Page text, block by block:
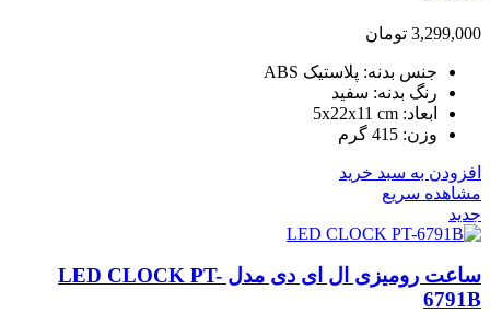
3,299,000 تومان
جنس بدنه: پلاستیک ABS
رنگ بدنه: سفید
ابعاد: 5x22x11 cm
وزن: 415 گرم
افزودن به سبد خرید
مشاهده سریع
جدید
ساعت رومیزی ال ای دی مدل LED CLOCK PT-
6791B